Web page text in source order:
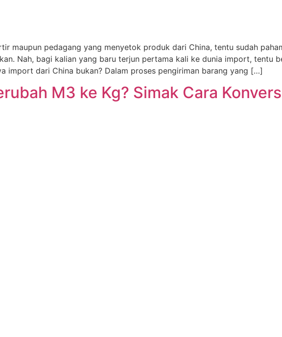
maupun pedagang yang menyetok produk dari China, tentu sudah
Nah, bagi kalian yang baru terjun pertama kali ke dunia import, tentu
import dari China bukan? Dalam proses pengiriman barang yang […]
M3 ke Kg? Simak Cara